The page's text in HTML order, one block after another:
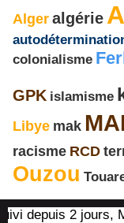
Alger algérie
colonialisme
GPK islamisme
Libye mak
racisme RCD
Ouzou
2 jours,